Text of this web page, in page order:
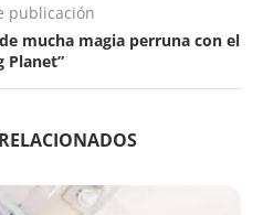
publicación
mucha magia perruna con el
Planet”